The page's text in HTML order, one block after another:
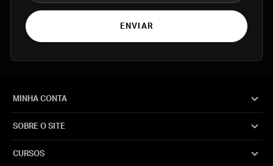
ENVIAR
MINHA CONTA
SOBRE O SITE
CURSOS